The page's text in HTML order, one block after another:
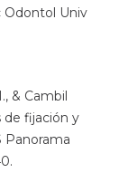
Odontol Univ
& Cambil
de fijación y
Panorama